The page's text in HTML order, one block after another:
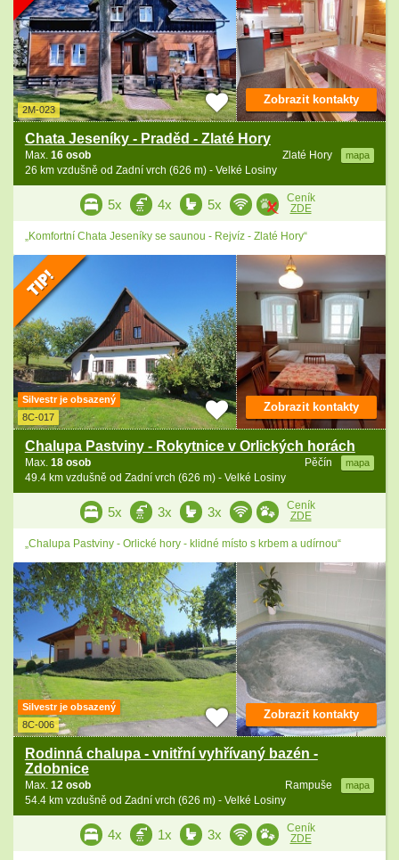
2M-023
Chata Jeseníky - Praděd - Zlaté Hory
Zlaté Hory mapa
Max. 16 osob
26 km vzdušně od Zadní vrch (626 m) - Velké Losiny
Zobrazit kontakty
5x 4x 5x
Ceník
ZDE
„Komfortní Chata Jeseníky se saunou - Rejvíz - Zlaté Hory“
Silvestr je obsazený
8C-017
Chalupa Pastviny - Rokytnice v Orlických horách
Pěčín mapa
Max. 18 osob
49.4 km vzdušně od Zadní vrch (626 m) - Velké Losiny
Zobrazit kontakty
5x 3x 3x
Ceník
ZDE
„Chalupa Pastviny - Orlické hory - klidné místo s krbem a udírnou“
Silvestr je obsazený
8C-006
Rodinná chalupa - vnitřní vyhřívaný bazén -
Zdobnice
Rampuše mapa
Max. 12 osob
54.4 km vzdušně od Zadní vrch (626 m) - Velké Losiny
Zobrazit kontakty
4x 1x 3x
Ceník
ZDE